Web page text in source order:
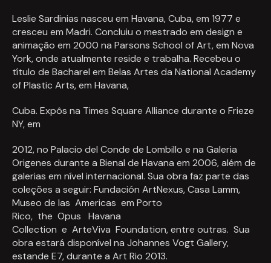
Leslie Sardinias nasceu em Havana, Cuba, em 1977 e
cresceu em Madri. Concluiu o mestrado em design e
animação em 2000 na Parsons School of Art, em Nova
York, onde atualmente reside e trabalha. Recebeu o
título de Bacharel em Belas Artes da National Academy
of Plastic Arts, em Havana,
Cuba. Expôs na Times Square Alliance durante o Frieze
NY, em
2012, no Palacio del Conde de Lombillo e na Galeria
Origenes durante a Bienal de Havana em 2006, além de
galerias em nível internacional. Sua obra faz parte das
coleções a seguir: Fundación ArtNexus, Casa Lamm,
Museo de las Americas em Porto
Rico, the Opus Havana
Collection e ArteViva Foundation, entre outras. Sua
obra estará disponível na Johannes Vogt Gallery,
estande E7, durante a Art Rio 2013.